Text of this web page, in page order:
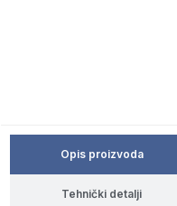
Opis proizvoda
Tehnički detalji